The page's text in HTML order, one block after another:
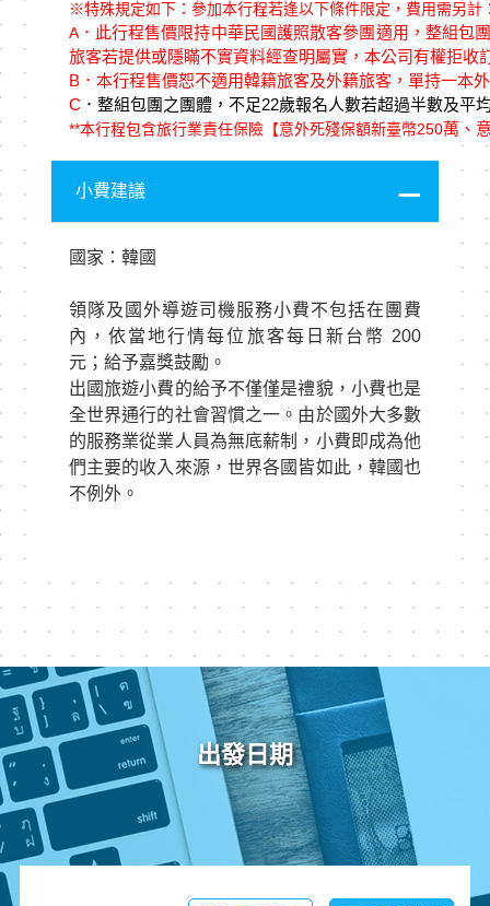
※特殊規定如下：參加本行程若逢以下條件限定，費用需另計
A．此行程售價限持中華民國護照散客參團適用，整組包
旅客若提供或隱瞞不實資料經查明屬實，本公司有權拒
B．本行程售價恕不適用韓籍旅客及外籍旅客，單持一本
C ．整組包團之團體，不足22歲報名人數若超過半數及平
**本行程包含旅行業責任保險【意外死殘保額新臺幣250萬、
小費建議
國家：韓國
領隊及國外導遊司機服務小費不包括在團費
內，依當地行情每位旅客每日新台幣 200
元；給予嘉獎鼓勵。
出國旅遊小費的給予不僅僅是禮貌，小費也是
全世界通行的社會習慣之一。由於國外大多數
的服務業從業人員為無底薪制，小費即成為他
們主要的收入來源，世界各國皆如此，韓國也
不例外。
出發日期